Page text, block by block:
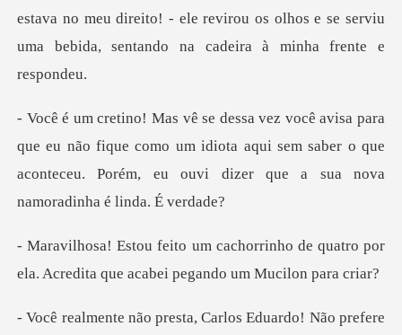
estava no meu direito!
u não fique como um idiota aqui sem saber o que
aconteceu. Por
inho de quatro por
ela. Acredita que
ão prefere